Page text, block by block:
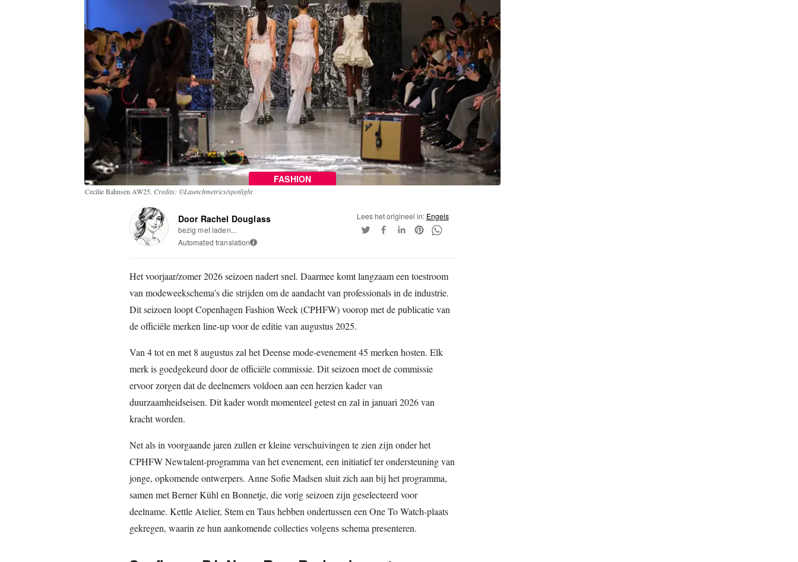
FASHION
Cecilie Bahnsen AW25. Credits: ©Launchmetrics/spotlight
Door Rachel Douglass
bezig met laden...
Automated translation i
Lees het origineel in: Engels
Het voorjaar/zomer 2026 seizoen nadert snel. Daarmee komt langzaam een toestroom
van modeweekschema’s die strijden om de aandacht van professionals in de industrie.
Dit seizoen loopt Copenhagen Fashion Week (CPHFW) voorop met de publicatie van
de officiële merken line-up voor de editie van augustus 2025.
Van 4 tot en met 8 augustus zal het Deense mode-evenement 45 merken hosten. Elk
merk is goedgekeurd door de officiële commissie. Dit seizoen moet de commissie
ervoor zorgen dat de deelnemers voldoen aan een herzien kader van
duurzaamheidseisen. Dit kader wordt momenteel getest en zal in januari 2026 van
kracht worden.
Net als in voorgaande jaren zullen er kleine verschuivingen te zien zijn onder het
CPHFW Newtalent-programma van het evenement, een initiatief ter ondersteuning van
jonge, opkomende ontwerpers. Anne Sofie Madsen sluit zich aan bij het programma,
samen met Berner Kühl en Bonnetje, die vorig seizoen zijn geselecteerd voor
deelname. Kettle Atelier, Stem en Taus hebben ondertussen een One To Watch-plaats
gekregen, waarin ze hun aankomende collecties volgens schema presenteren.